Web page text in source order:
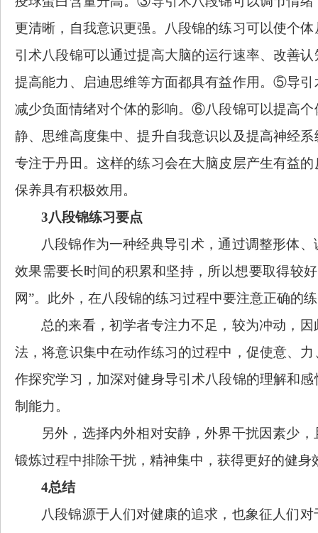
更清晰，自我意识更强。八段锦的练习可以使个
引术八段锦可以通过提高大脑的运行速率、改善
提高能力、启迪思维等方面都具有益作用。⑤导
减少负面情绪对个体的影响。⑥八段锦可以提高
静、思维高度集中、提升自我意识以及提高神经
专注于丹田。这样的练习会在大脑皮层产生有益
保养具有积极效用。
3八段锦练习要点
八段锦作为一种经典导引术，通过调整形体
效果需要长时间的积累和坚持，所以想要取得较
网”。此外，在八段锦的练习过程中要注意正确的
总的来看，初学者专注力不足，较为冲动，
法，将意识集中在动作练习的过程中，促使意、
作探究学习，加深对健身导引术八段锦的理解和
制能力。
另外，选择内外相对安静，外界干扰因素少
锻炼过程中排除干扰，精神集中，获得更好的健身
4总结
八段锦源于人们对健康的追求，也象征人们